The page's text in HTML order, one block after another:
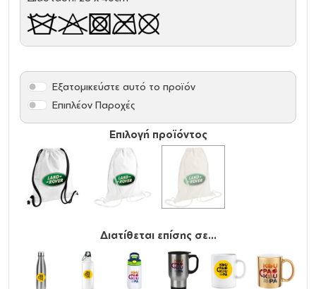
Επιλογή προϊόντος
Εξατομικεύστε αυτό το προϊόν
Επιπλέον Παροχές
Διατίθεται επίσης σε...